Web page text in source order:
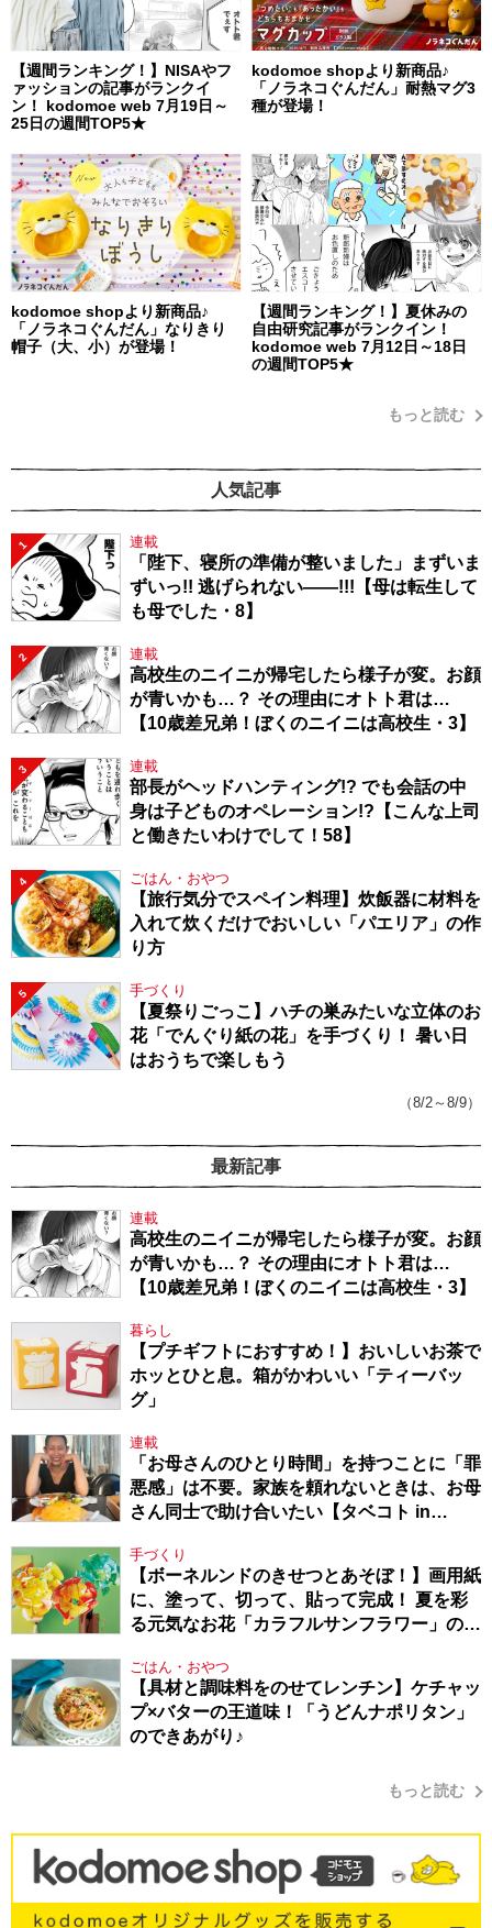
【週間ランキング！】NISAやフ
ァッションの記事がランクイ
ン！ kodomoe web 7月19日～
25日の週間TOP5★
kodomoe shopより新商品♪
「ノラネコぐんだん」耐熱マグ3
種が登場！
kodomoe shopより新商品♪
「ノラネコぐんだん」なりきり
帽子（大、小）が登場！
【週間ランキング！】夏休みの
自由研究記事がランクイン！
kodomoe web 7月12日～18日
の週間TOP5★
もっと読む
人気記事
1 連載
「陛下、寝所の準備が整いました」まずいま
ずいっ!! 逃げられない――!!!【母は転生して
も母でした・8】
2 連載
高校生のニイニが帰宅したら様子が変。お顔
が青いかも…？ その理由にオトト君は…
【10歳差兄弟！ぼくのニイニは高校生・3】
3 連載
部長がヘッドハンティング!? でも会話の中
身は子どものオペレーション!?【こんな上司
と働きたいわけでして！58】
4 ごはん・おやつ
【旅行気分でスペイン料理】炊飯器に材料を
入れて炊くだけでおいしい「パエリア」の作
り方
5 手づくり
【夏祭りごっこ】ハチの巣みたいな立体のお
花「でんぐり紙の花」を手づくり！ 暑い日
はおうちで楽しもう
（8/2～8/9）
最新記事
連載
高校生のニイニが帰宅したら様子が変。お顔
が青いかも…？ その理由にオトト君は…
【10歳差兄弟！ぼくのニイニは高校生・3】
暮らし
【プチギフトにおすすめ！】おいしいお茶で
ホッとひと息。箱がかわいい「ティーバッ
グ」
連載
「お母さんのひとり時間」を持つことに「罪
悪感」は不要。家族を頼れないときは、お母
さん同士で助け合いたい【タベコト in
手づくり
【ボーネルンドのきせつとあそぼ！】画用紙
に、塗って、切って、貼って完成！ 夏を彩
る元気なお花「カラフルサンフラワー」の作
ごはん・おやつ
【具材と調味料をのせてレンチン】ケチャッ
プ×バターの王道味！「うどんナポリタン」
のできあがり♪
もっと読む